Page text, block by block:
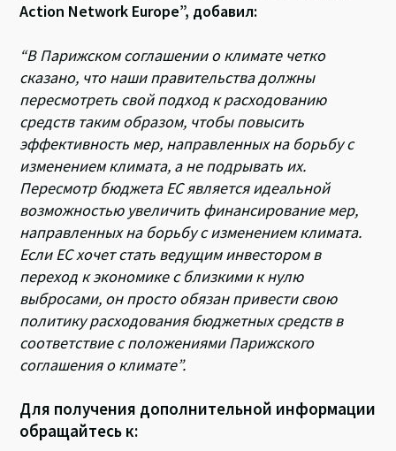
Action Network Europe”, добавил:
“В Парижском соглашении о климате четко
сказано, что наши правительства должны
пересмотреть свой подход к расходованию
средств таким образом, чтобы повысить
эффективность мер, направленных на борьбу с
изменением климата, а не подрывать их.
Пересмотр бюджета ЕС является идеальной
возможностью увеличить финансирование мер,
направленных на борьбу с изменением климата.
Если ЕС хочет стать ведущим инвестором в
переход к экономике с близкими к нулю
выбросами, он просто обязан привести свою
политику расходования бюджетных средств в
соответствие с положениями Парижского
соглашения о климате”.
Для получения дополнительной информации
обращайтесь к: